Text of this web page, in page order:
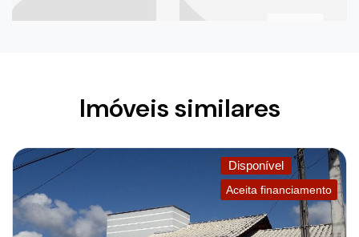
Imóveis similares
Disponível
Aceita financiamento